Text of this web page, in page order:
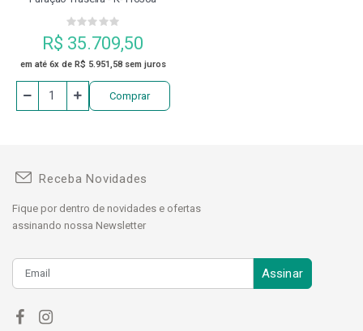
R$ 35.709,50
em até 6x de R$ 5.951,58 sem juros
Comprar
Receba Novidades
Fique por dentro de novidades e ofertas
assinando nossa Newsletter
Assinar